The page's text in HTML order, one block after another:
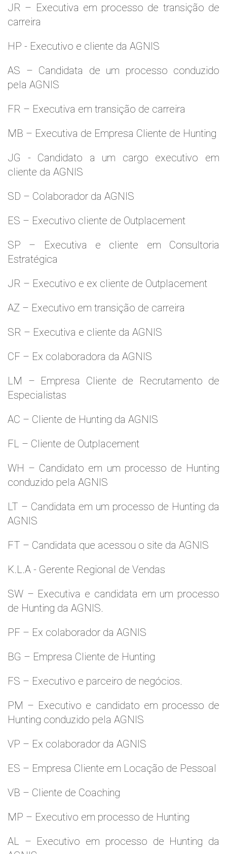
JR – Executiva em processo de transição de
carreira
HP - Executivo e cliente da AGNIS
AS – Candidata de um processo conduzido
pela AGNIS
FR – Executiva em transição de carreira
MB – Executiva de Empresa Cliente de Hunting
JG - Candidato a um cargo executivo em
cliente da AGNIS
SD – Colaborador da AGNIS
ES – Executivo cliente de Outplacement
SP – Executiva e cliente em Consultoria
Estratégica
JR – Executivo e ex cliente de Outplacement
AZ – Executivo em transição de carreira
SR – Executiva e cliente da AGNIS
CF – Ex colaboradora da AGNIS
LM – Empresa Cliente de Recrutamento de
Especialistas
AC – Cliente de Hunting da AGNIS
FL – Cliente de Outplacement
WH – Candidato em um processo de Hunting
conduzido pela AGNIS
LT – Candidata em um processo de Hunting da
AGNIS
FT – Candidata que acessou o site da AGNIS
K.L.A - Gerente Regional de Vendas
SW – Executiva e candidata em um processo
de Hunting da AGNIS.
PF – Ex colaborador da AGNIS
BG – Empresa Cliente de Hunting
FS – Executivo e parceiro de negócios.
PM – Executivo e candidato em processo de
Hunting conduzido pela AGNIS
VP – Ex colaborador da AGNIS
ES – Empresa Cliente em Locação de Pessoal
VB – Cliente de Coaching
MP – Executivo em processo de Hunting
AL – Executivo em processo de Hunting da